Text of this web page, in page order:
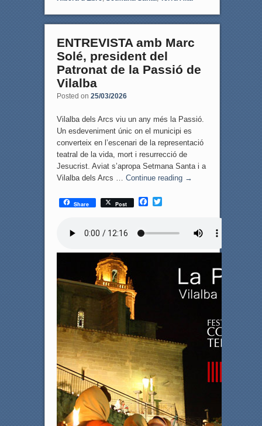
ENTREVISTA amb Marc
Solé, president del
Patronat de la Passió de
Vilalba
Posted on 25/03/2026
Vilalba dels Arcs viu un any més la Passió.
Un esdeveniment únic on el municipi es
converteix en l’escenari de la representació
teatral de la vida, mort i resurrecció de
Jesucrist. Aviat s’apropa Setmana Santa i a
Vilalba dels Arcs … Continue reading →
Share Post
F
T